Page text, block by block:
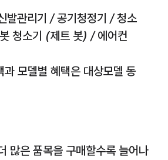
발관리기 / 공기청정기 / 청소
청소기 (제트 봇) / 에어컨
과 모델별 혜택은 대상모델 동
많은 품목을 구매할수록 늘어나